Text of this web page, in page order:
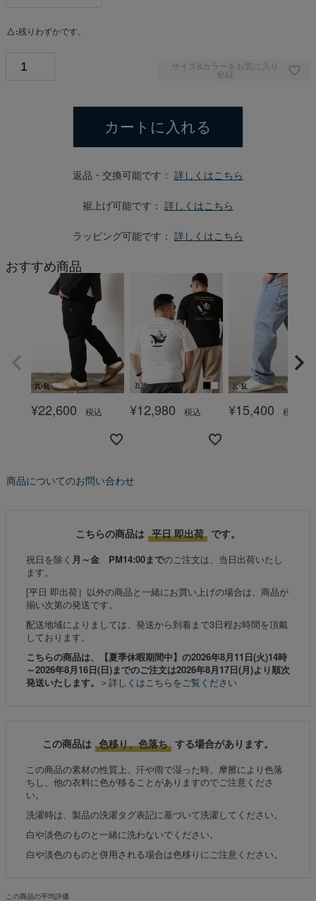
△ 残りわずかです。
サイズ&カラーをお気に入り
登録
カートに入れる
返品・交換可能です： 詳しくはこちら
裾上げ可能です： 詳しくはこちら
ラッピング可能です： 詳しくはこちら
おすすめ商品
¥22,600 税込 ¥12,980 税込 ¥15,400 税込
商品についてのお問い合わせ
こちらの商品は 平日 即出荷 です。
祝日を除く 月～金 PM14:00までのご注文は、当日出荷いたし
ます。
[平日 即出荷］以外の商品と一緒にお買い上げの場合は、商品が
揃い次第の発送です。
配送地域によりましては、発送から到着まで3日程お時間を頂戴
しております。
こちらの商品は、【夏季休暇期間中】の2026年8月11日(火)14時
～2026年8月16日(日)までのご注文は2026年8月17日(月)より順次
発送いたします。
＞詳しくはこちらをご覧ください
この商品は 色移り、色落ち する場合があります。
この商品の素材の性質上、汗や雨で湿った時、摩擦により色落
ちし、他の衣料に色が移ることがありますのでご注意くださ
い。
洗濯時は、製品の洗濯タグ表記に基づいて洗濯してください。
白や淡色のものと一緒に洗わないでください。
白や淡色のものと併用される場合は色移りにご注意ください。